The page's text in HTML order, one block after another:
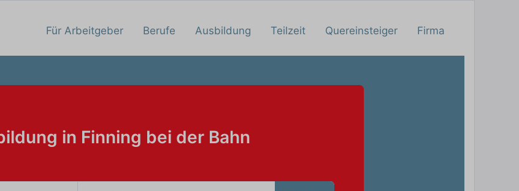
Für Arbeitgeber Berufe Ausbildung Teilzeit Quereinsteiger Firma
in Finning bei der Bahn